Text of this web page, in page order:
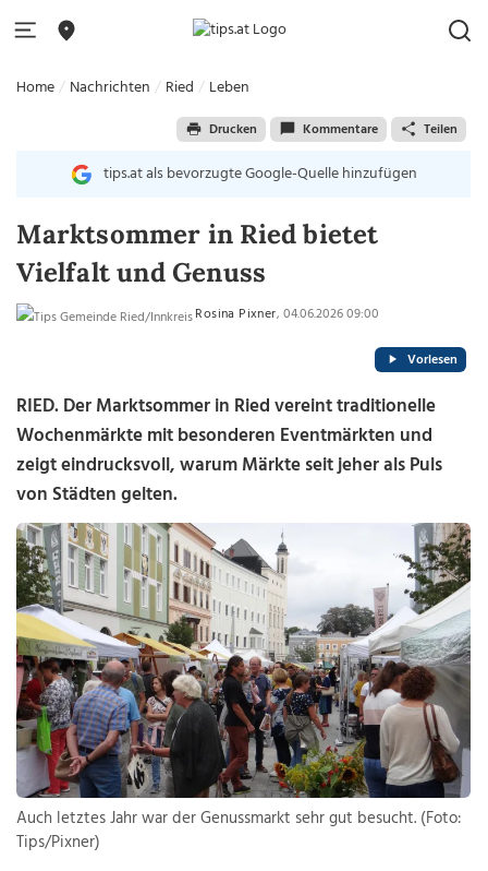
Home Nachrichten Ried Leben
Drucken Kommentare Teilen
tips.at als bevorzugte Google-Quelle hinzufügen
Marktsommer in Ried bietet
Vielfalt und Genuss
Rosina Pixner, 04.06.2026 09:00
Vorlesen
RIED. Der Marktsommer in Ried vereint traditionelle
Wochenmärkte mit besonderen Eventmärkten und
zeigt eindrucksvoll, warum Märkte seit jeher als Puls
von Städten gelten.
Auch letztes Jahr war der Genussmarkt sehr gut besucht. (Foto:
Tips/Pixner)